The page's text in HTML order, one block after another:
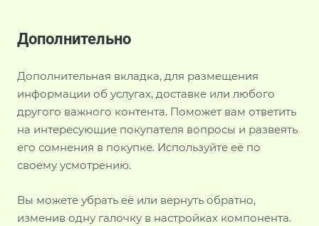
Дополнительно
Дополнительная вкладка, для размещения
информации об услугах, доставке или любого
другого важного контента. Поможет вам ответить
на интересующие покупателя вопросы и развеять
его сомнения в покупке. Используйте её по
своему усмотрению.
Вы можете убрать её или вернуть обратно,
изменив одну галочку в настройках компонента.